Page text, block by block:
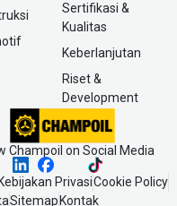
Sertifikasi &
Kualitas
Keberlanjutan
Riset &
Development
Champoil on Social Media
Kebijakan PrivasiCookie Policy
Sitemap Kontak